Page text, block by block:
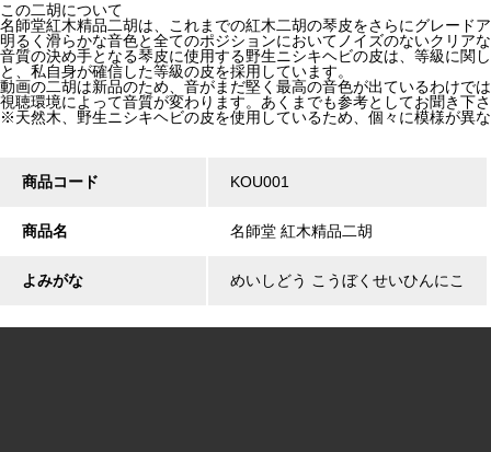
この二胡について
名師堂紅木精品二胡は、これまでの紅木二胡の琴皮をさらにグレード
明るく滑らかな音色と全てのポジションにおいてノイズのないクリア
音質の決め手となる琴皮に使用する野生ニシキヘビの皮は、等級に関
と、私自身が確信した等級の皮を採用しています。
動画の二胡は新品のため、音がまだ堅く最高の音色が出ているわけで
視聴環境によって音質が変わります。あくまでも参考としてお聞き下
※天然木、野生ニシキヘビの皮を使用しているため、個々に模様が異
商品コード KOU001
商品名 名師堂 紅木精品二胡
よみがな めいしどう こうぼくせいひんにこ